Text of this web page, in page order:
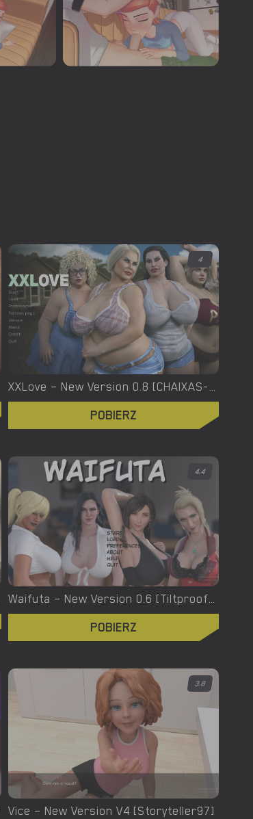
4
XXLove – New Version 0.8 [CHAIXAS-GAMES]
POBIERZ
4.4
Waifuta – New Version 0.6 [Tiltproofno]
POBIERZ
3.8
Vice – New Version V4 [Storyteller97]